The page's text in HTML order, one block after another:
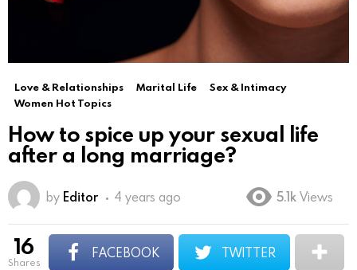
Love & Relationships Marital Life
Sex & Intimacy
Women Hot Topics
How to spice up your sexual life
after a long marriage?
by Editor 4 years ago 5.1k Views
16
shares
FACEBOOK TWITTER